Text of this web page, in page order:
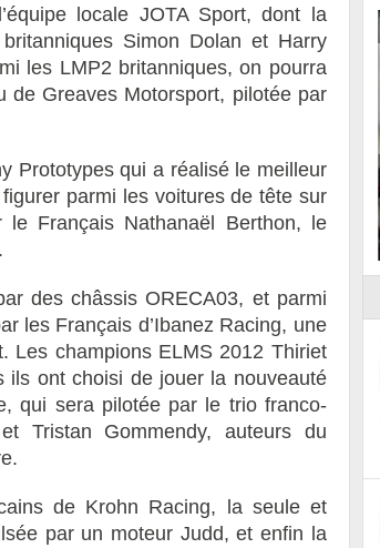
locale JOTA Sport, dont la
Simon Dolan et Harry
les LMP2 britanniques, on pourra
de Greaves Motorsport, pilotée par
Prototypes qui a réalisé le meilleur
parmi les voitures de tête sur
le Français Nathanaël Berthon, le
des châssis ORECA03, et parmi
les Français d’Ibanez Racing, une
Les champions ELMS 2012 Thiriet
ils ont choisi de jouer la nouveauté
qui sera pilotée par le trio franco-
Tristan Gommendy, auteurs du
de Krohn Racing, la seule et
par un moteur Judd, et enfin la